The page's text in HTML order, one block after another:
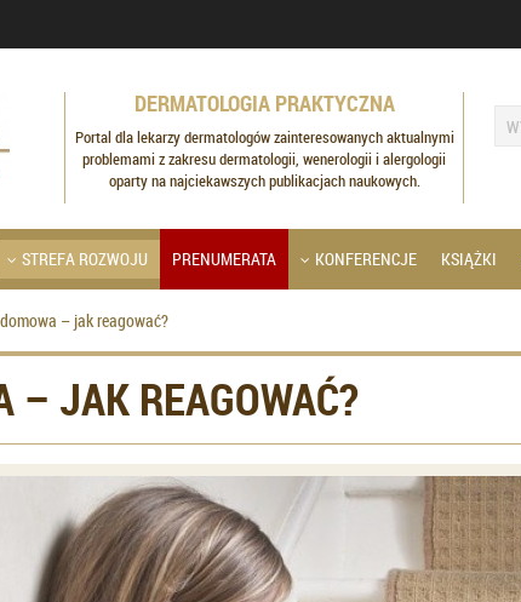
DERMATOLOGIA PRAKTYCZNA
Portal dla lekarzy dermatologów zainteresowanych aktualnymi
problemami z zakresu dermatologii, wenerologii i alergologii
oparty na najciekawszych publikacjach naukowych.
STREFA ROZWOJU PRENUMERATA KONFERENCJE KSIĄŻKI
– jak reagować?
– JAK REAGOWAĆ?